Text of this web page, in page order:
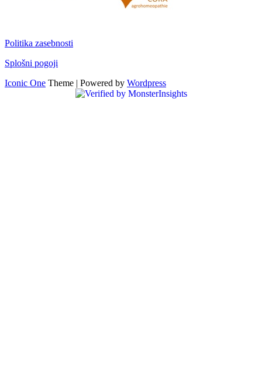
Politika zasebnosti
Splošni pogoji
Iconic One Theme | Powered by Wordpress